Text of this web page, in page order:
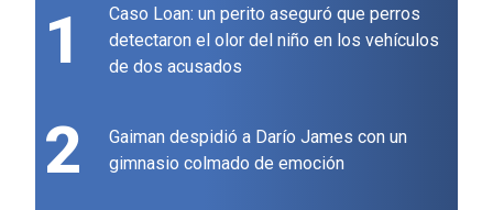
1
Caso Loan: un perito aseguró que perros
detectaron el olor del niño en los vehículos
de dos acusados
2
Gaiman despidió a Darío James con un
gimnasio colmado de emoción